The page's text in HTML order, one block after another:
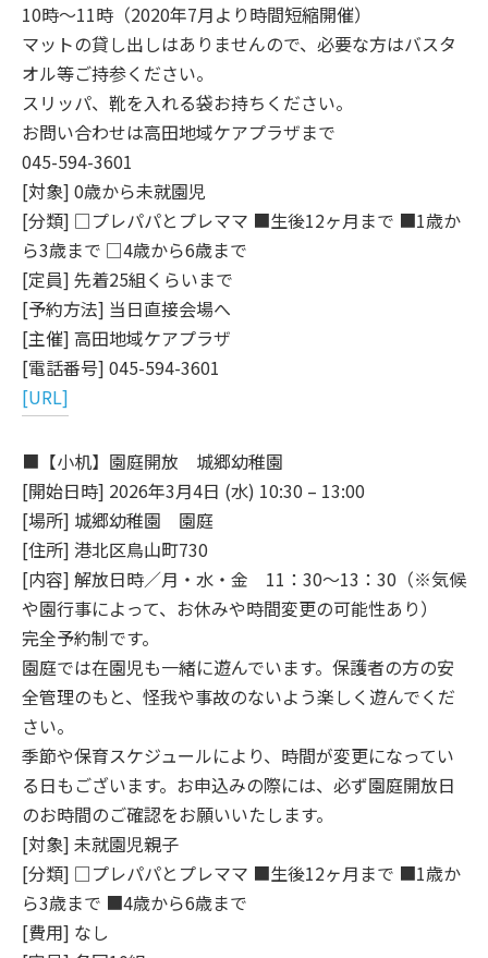
10時～11時（2020年7月より時間短縮開催）
マットの貸し出しはありませんので、必要な方はバスタ
オル等ご持参ください。
スリッパ、靴を入れる袋お持ちください。
お問い合わせは高田地域ケアプラザまで
045-594-3601
[対象] 0歳から未就園児
[分類] □プレパパとプレママ ■生後12ヶ月まで ■1歳か
ら3歳まで □4歳から6歳まで
[定員] 先着25組くらいまで
[予約方法] 当日直接会場へ
[主催] 高田地域ケアプラザ
[電話番号] 045-594-3601
[URL]
■【小机】園庭開放 城郷幼稚園
[開始日時] 2026年3月4日 (水) 10:30 – 13:00
[場所] 城郷幼稚園 園庭
[住所] 港北区鳥山町730
[内容] 解放日時／月・水・金 11：30～13：30（※気候
や園行事によって、お休みや時間変更の可能性あり）
完全予約制です。
園庭では在園児も一緒に遊んでいます。保護者の方の安
全管理のもと、怪我や事故のないよう楽しく遊んでくだ
さい。
季節や保育スケジュールにより、時間が変更になってい
る日もございます。お申込みの際には、必ず園庭開放日
のお時間のご確認をお願いいたします。
[対象] 未就園児親子
[分類] □プレパパとプレママ ■生後12ヶ月まで ■1歳か
ら3歳まで ■4歳から6歳まで
[費用] なし